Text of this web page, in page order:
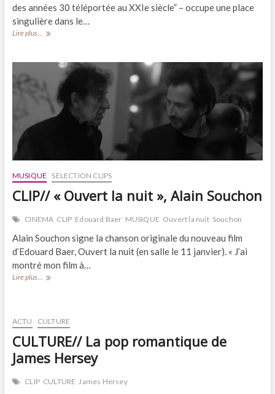
des années 30 téléportée au XXIe siècle” – occupe une place
singulière dans le…
Lire plus... CLIP//
partie »,
Combo
MUSIQUE SELECTION CLIPS
CLIP// « Ouvert la nuit », Alain Souchon
CINEMA CLIP Edouard Baer MUSIQUE Ouvert la nuit Souchon
Alain Souchon signe la chanson originale du nouveau film
d’Edouard Baer, Ouvert la nuit (en salle le 11 janvier). « J’ai
montré mon film à…
Lire plus... CLIP//
Alain
ACTU CULTURE
CULTURE// La pop romantique de
James Hersey
CLIP CULTURE James Hersey